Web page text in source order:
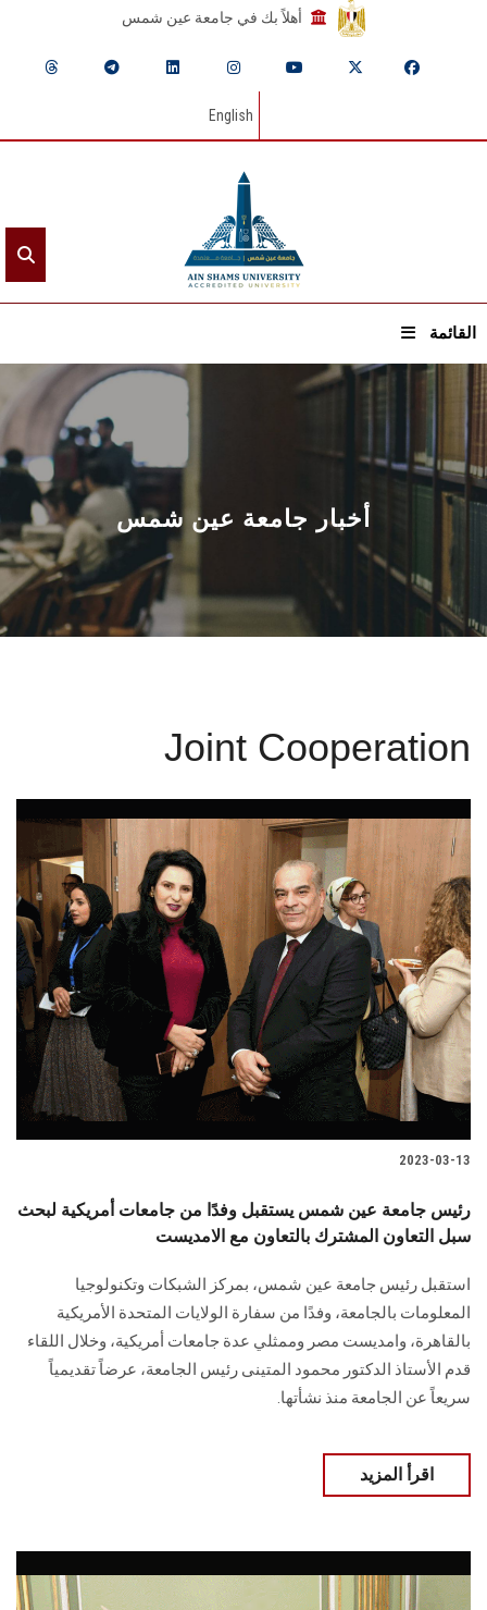
أهلاً بك في جامعة عين شمس
English
القائمة
الرئيسيـة
عن الجامعة
القطاعـات
الشئون الأكاديمية
البحث العلمي
الإعلام
تواصل معنا
الطلاب
هيئة التدريس
الدراسات العليا
سجل الان
أخبار جامعة عين شمس
Joint Cooperation
2023-03-13
رئيس جامعة عين شمس يستقبل وفدًا من جامعات أمريكية لبحث
سبل التعاون المشترك بالتعاون مع الامديست
استقبل رئيس جامعة عين شمس، بمركز الشبكات وتكنولوجيا
المعلومات بالجامعة، وفدًا من سفارة الولايات المتحدة الأمريكية
بالقاهرة، وامديست مصر وممثلي عدة جامعات أمريكية، وخلال اللقاء
قدم الأستاذ الدكتور محمود المتينى رئيس الجامعة، عرضاً تقديمياً
سريعاً عن الجامعة منذ نشأتها.
اقرأ المزيد